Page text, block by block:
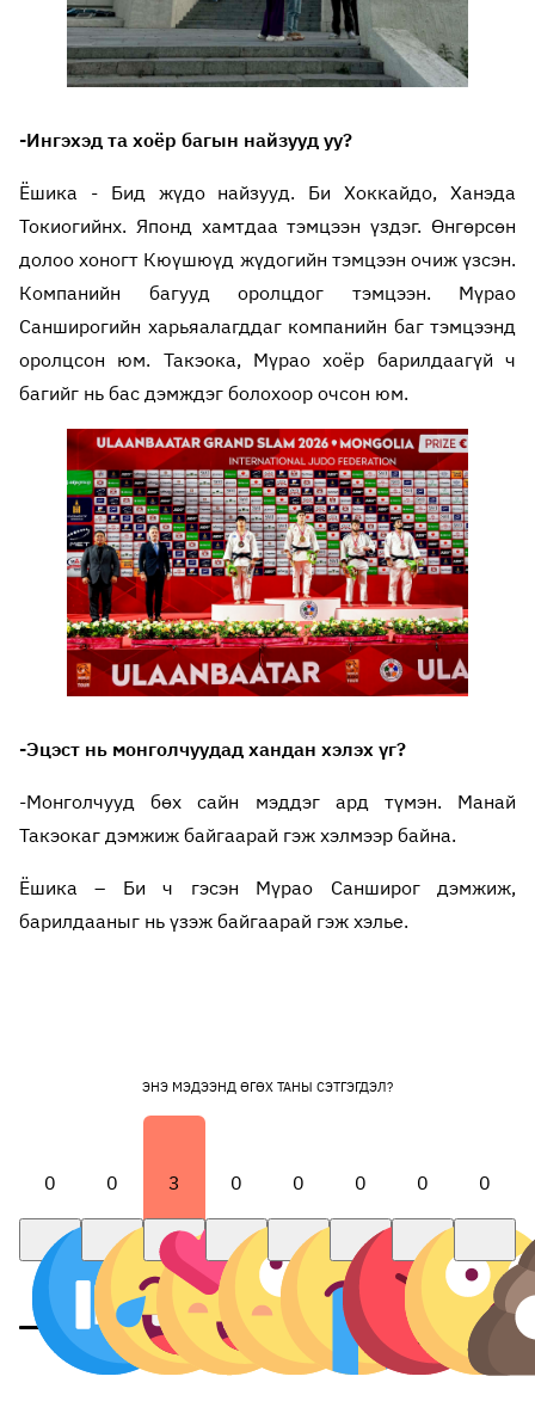
-Ингэхэд та хоёр багын найзууд уу?
Ёшика - Бид жүдо найзууд. Би Хоккайдо, Ханэда
Токиогийнх. Японд хамтдаа тэмцээн үздэг. Өнгөрсөн
долоо хоногт Кюүшюүд жүдогийн тэмцээн очиж үзсэн.
Компанийн багууд оролцдог тэмцээн. Мүрао
Санширогийн харьяалагддаг компанийн баг тэмцээнд
оролцсон юм. Такэока, Мүрао хоёр барилдаагүй ч
багийг нь бас дэмждэг болохоор очсон юм.
-Эцэст нь монголчуудад хандан хэлэх үг?
-Монголчууд бөх сайн мэддэг ард түмэн. Манай
Такэокаг дэмжиж байгаарай гэж хэлмээр байна.
Ёшика – Би ч гэсэн Мүрао Санширог дэмжиж,
барилдааныг нь үзэж байгаарай гэж хэлье.
ЭНЭ МЭДЭЭНД ӨГӨХ ТАНЫ СЭТГЭГДЭЛ?
0 0 3 0 0 0 0 0